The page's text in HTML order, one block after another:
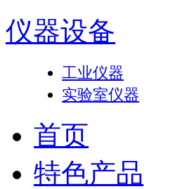
仪器设备
工业仪器
实验室仪器
首页
特色产品